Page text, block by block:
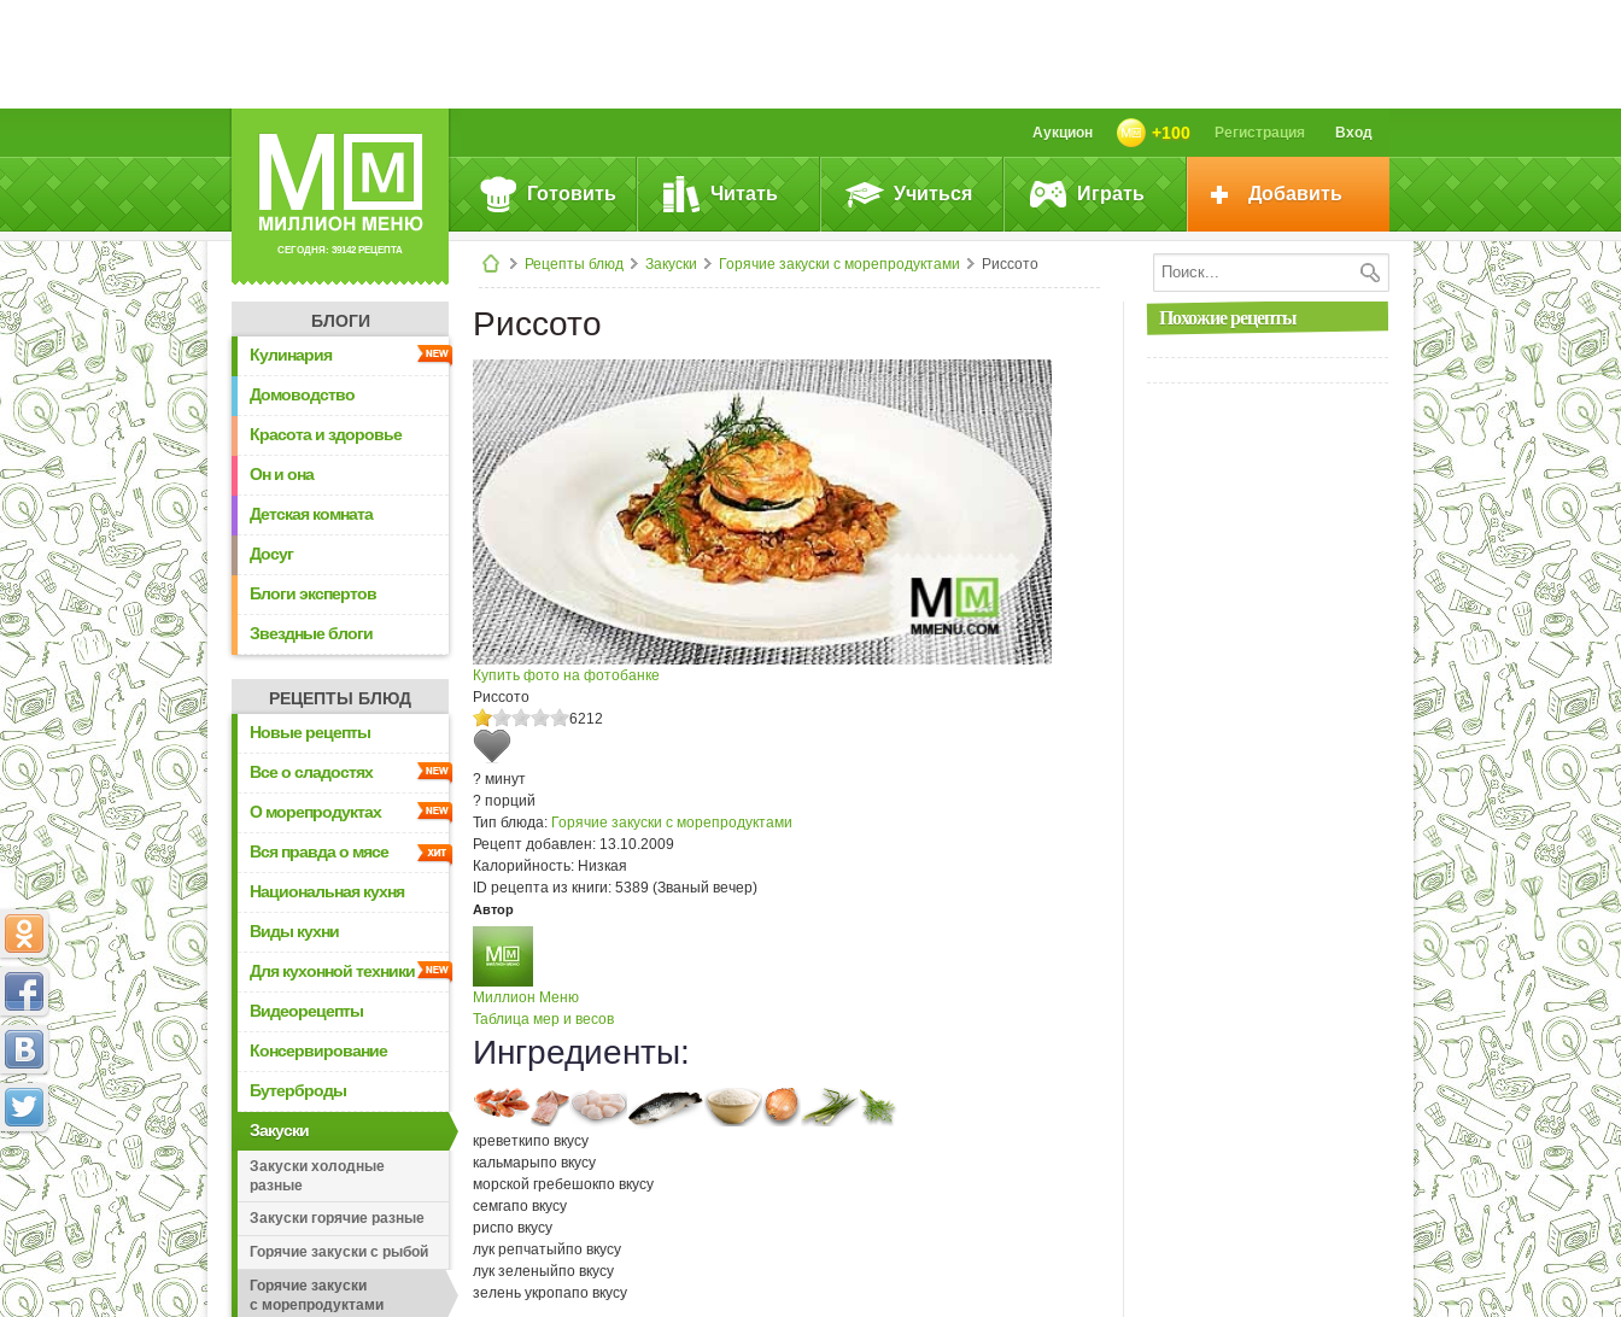
СЕГОДНЯ: 39142 РЕЦЕПТА
Вход
Регистрация
+100
Аукцион
Готовить Читать Учиться Играть Добавить
Рецепты блюд Закуски Горячие закуски с морепродуктами Риссото
БЛОГИ
Кулинария
Домоводство
Красота и здоровье
Он и она
Детская комната
Досуг
Блоги экспертов
Звездные блоги
РЕЦЕПТЫ БЛЮД
Новые рецепты
Все о сладостях
О морепродуктах
Вся правда о мясе
Национальная кухня
Виды кухни
Для кухонной техники
Видеорецепты
Консервирование
Бутерброды
Закуски
Закуски холодные
разные
Закуски горячие разные
Горячие закуски с рыбой
Горячие закуски
с морепродуктами
Риссото
Купить фото на фотобанке
Риссото
6212
? минут
? порций
Тип блюда: Горячие закуски с морепродуктами
Рецепт добавлен: 13.10.2009
Калорийность: Низкая
ID рецепта из книги: 5389 (Званый вечер)
Автор
Миллион Меню
Таблица мер и весов
Ингредиенты:
креветкипо вкусу
кальмарыпо вкусу
морской гребешокпо вкусу
семгапо вкусу
риспо вкусу
лук репчатыйпо вкусу
лук зеленыйпо вкусу
зелень укропапо вкусу
Похожие рецепты